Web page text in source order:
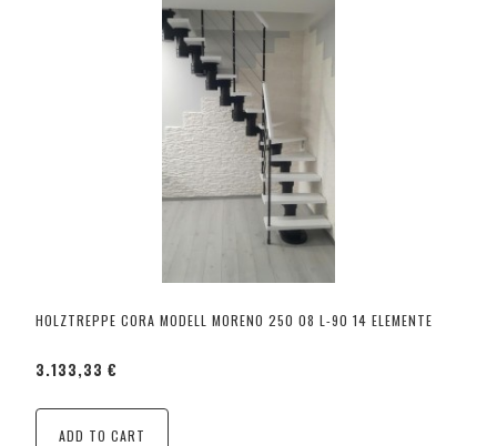
HOLZTREPPE CORA MODELL MORENO 250 08 L-90 14 ELEMENTE
3.133,33 €
ADD TO CART